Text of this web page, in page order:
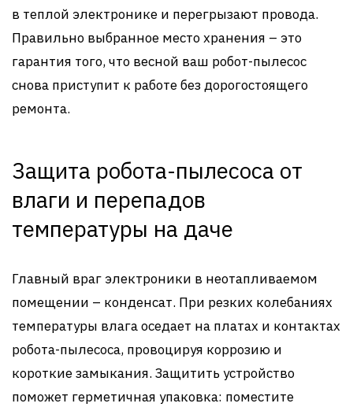
в теплой электронике и перегрызают провода.
Правильно выбранное место хранения – это
гарантия того, что весной ваш робот-пылесос
снова приступит к работе без дорогостоящего
ремонта.
Защита робота-пылесоса от
влаги и перепадов
температуры на даче
Главный враг электроники в неотапливаемом
помещении – конденсат. При резких колебаниях
температуры влага оседает на платах и контактах
робота-пылесоса, провоцируя коррозию и
короткие замыкания. Защитить устройство
поможет герметичная упаковка: поместите